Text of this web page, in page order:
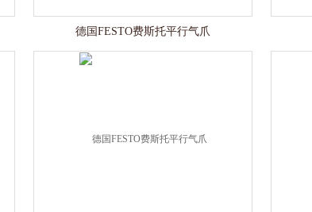
德国FESTO费斯托平行气爪